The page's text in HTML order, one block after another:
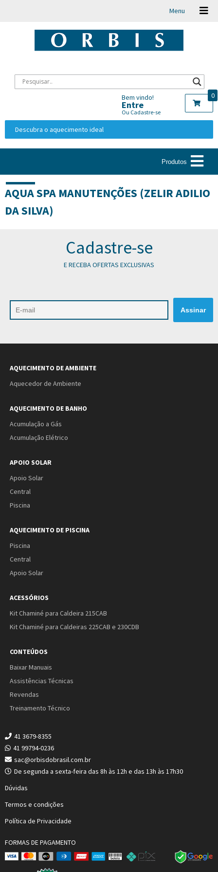
Menu
Bem vindo!
Entre
Ou Cadastre-se
0
Descubra o aquecimento ideal
Produtos
AQUA SPA MANUTENÇÕES (ZELIR ADILIO
DA SILVA)
Cadastre-se
E RECEBA OFERTAS EXCLUSIVAS
AQUECIMENTO DE AMBIENTE
Aquecedor de Ambiente
AQUECIMENTO DE BANHO
Acumulação a Gás
Acumulação Elétrico
APOIO SOLAR
Apoio Solar
Central
Piscina
AQUECIMENTO DE PISCINA
Piscina
Central
Apoio Solar
ACESSÓRIOS
Kit Chaminé para Caldeira 215CAB
Kit Chaminé para Caldeiras 225CAB e 230CDB
CONTEÚDOS
Baixar Manuais
Assistências Técnicas
Revendas
Treinamento Técnico
41 3679-8355
41 99794-0236
sac@orbisdobrasil.com.br
De segunda a sexta-feira das 8h às 12h e das 13h às 17h30
Dúvidas
Termos e condições
Política de Privacidade
FORMAS DE PAGAMENTO